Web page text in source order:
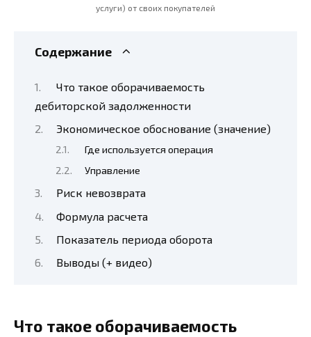
услуги) от своих покупателей
Содержание
Что такое оборачиваемость
дебиторской задолженности
Экономическое обоснование (значение)
Где используется операция
Управление
Риск невозврата
Формула расчета
Показатель периода оборота
Выводы (+ видео)
Что такое оборачиваемость